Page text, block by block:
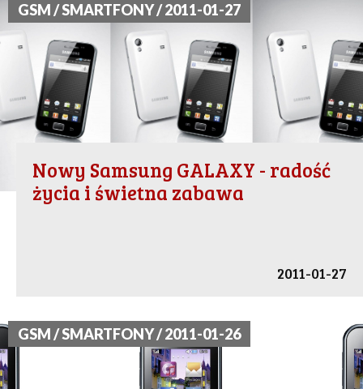
GSM / SMARTFONY / 2011-01-27
Nowy Samsung GALAXY - radość
życia i świetna zabawa
2011-01-27
GSM / SMARTFONY / 2011-01-26